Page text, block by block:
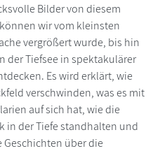
Bilder von diesem
wir vom kleinsten
vergrößert wurde, bis hin
der Tiefsee in spektakulärer
Es wird erklärt, wie
verschwinden, was es mit
auf sich hat, wie die
in der Tiefe standhalten und
über die